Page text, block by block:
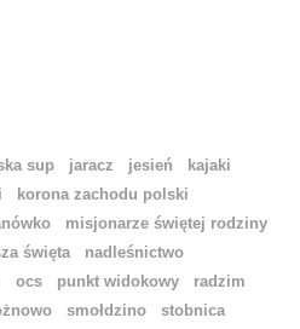
sup jaracz jesień
kajaki
korona zachodu polski
misjonarze świętej rodziny
święta
nadleśnictwo
ocs punkt widokowy
radzim
smołdzino
stobnica